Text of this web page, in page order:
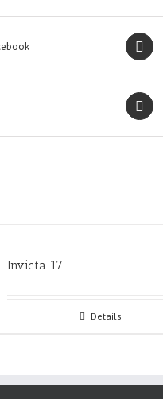
Invicta 17
Details